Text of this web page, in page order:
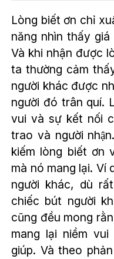
Lòng biết ơn chỉ
năng nhìn thấy
Và khi nhận được
ta thường cảm
người khác được
người đó trân quí.
vui và sự kết nối
trao và người
kiếm lòng biết ơn
mà nó mang lại. Ví
người khác, dù
chiếc bút người
cũng đều mong
mang lại niềm
giúp. Và theo